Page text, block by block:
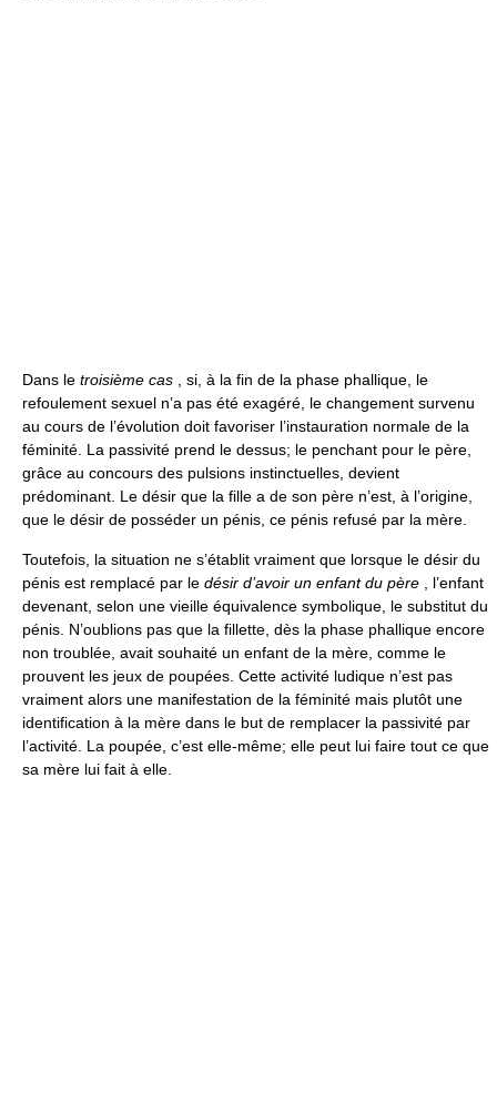
Dans le troisième cas , si, à la fin de la phase phallique, le
refoulement sexuel n’a pas été exagéré, le changement survenu
au cours de l’évolution doit favoriser l’instauration normale de la
féminité. La passivité prend le dessus; le penchant pour le père,
grâce au concours des pulsions instinctuelles, devient
prédominant. Le désir que la fille a de son père n’est, à l’origine,
que le désir de posséder un pénis, ce pénis refusé par la mère.
Toutefois, la situation ne s’établit vraiment que lorsque le désir du
pénis est remplacé par le désir d’avoir un enfant du père , l’enfant
devenant, selon une vieille équivalence symbolique, le substitut du
pénis. N’oublions pas que la fillette, dès la phase phallique encore
non troublée, avait souhaité un enfant de la mère, comme le
prouvent les jeux de poupées. Cette activité ludique n’est pas
vraiment alors une manifestation de la féminité mais plutôt une
identification à la mère dans le but de remplacer la passivité par
l’activité. La poupée, c’est elle-même; elle peut lui faire tout ce que
sa mère lui fait à elle.